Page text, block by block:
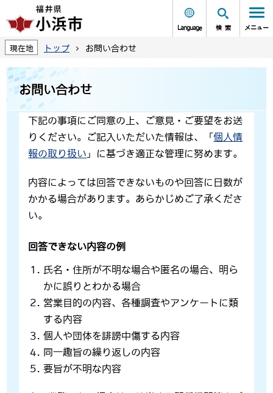
Language 検索 メニュー
現在地 トップ お問い合わせ
お問い合わせ
下記の事項にご同意の上、ご意見・ご要望をお送
りください。ご記入いただいた情報は、「個人情
報の取り扱い 」に基づき適正な管理に努めます。
内容によっては回答できないものや回答に日数が
かかる場合があります。あらかじめご了承くださ
い。
回答できない内容の例
氏名・住所が不明な場合や匿名の場合、明ら
かに誤りとわかる場合
営業目的の内容、各種調査やアンケートに類
する内容
個人や団体を誹謗中傷する内容
同一趣旨の繰り返しの内容
要旨が不明な内容